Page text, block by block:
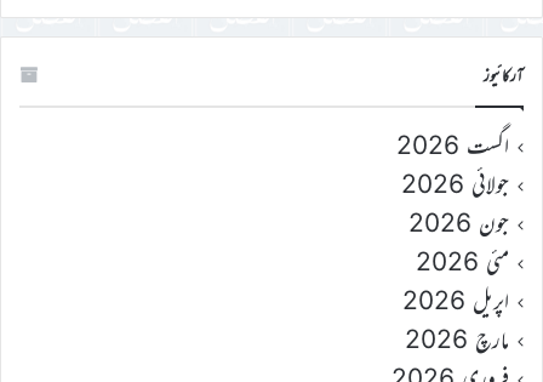
آرکائیوز
اگست 2026
جولائی 2026
جون 2026
مئی 2026
اپریل 2026
مارچ 2026